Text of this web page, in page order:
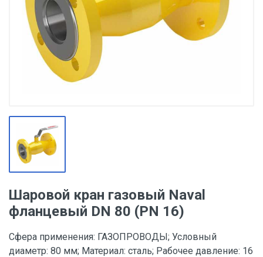
Шаровой кран газовый Naval
фланцевый DN 80 (PN 16)
Сфера применения: ГАЗОПРОВОДЫ; Условный
диаметр: 80 мм; Материал: сталь; Рабочее давление: 16